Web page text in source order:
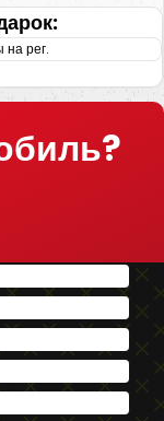
на рег.